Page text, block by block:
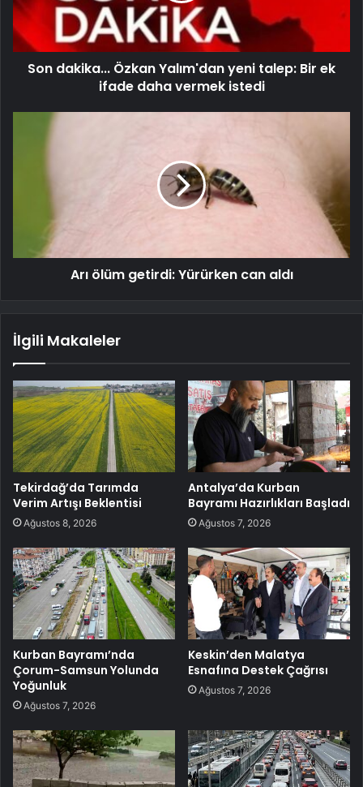
Son dakika... Özkan Yalım'dan yeni talep: Bir ek
ifade daha vermek istedi
Arı ölüm getirdi: Yürürken can aldı
İlgili Makaleler
Tekirdağ’da Tarımda
Verim Artışı Beklentisi
Ağustos 8, 2026
Antalya’da Kurban
Bayramı Hazırlıkları Başladı
Ağustos 7, 2026
Kurban Bayramı’nda
Çorum-Samsun Yolunda
Yoğunluk
Ağustos 7, 2026
Keskin’den Malatya
Esnafına Destek Çağrısı
Ağustos 7, 2026